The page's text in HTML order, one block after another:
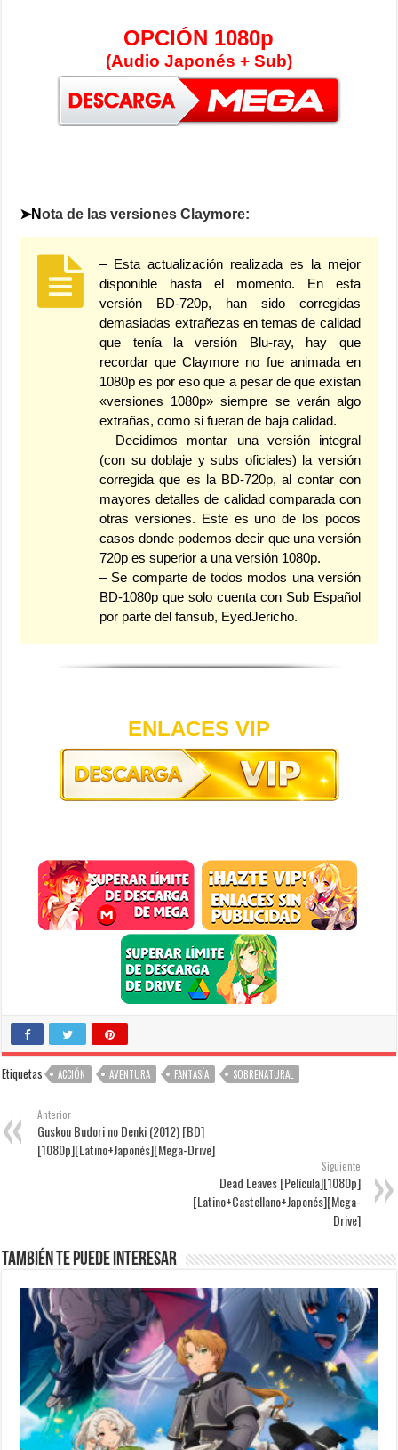
OPCIÓN 1080p
(Audio Japonés + Sub)
➤Nota de las versiones Claymore:
– Esta actualización realizada es la mejor
disponible hasta el momento. En esta
versión BD-720p, han sido corregidas
demasiadas extrañezas en temas de calidad
que tenía la versión Blu-ray, hay que
recordar que Claymore no fue animada en
1080p es por eso que a pesar de que existan
«versiones 1080p» siempre se verán algo
extrañas, como si fueran de baja calidad.
– Decidimos montar una versión integral
(con su doblaje y subs oficiales) la versión
corregida que es la BD-720p, al contar con
mayores detalles de calidad comparada con
otras versiones. Este es uno de los pocos
casos donde podemos decir que una versión
720p es superior a una versión 1080p.
– Se comparte de todos modos una versión
BD-1080p que solo cuenta con Sub Español
por parte del fansub, EyedJericho.
ENLACES VIP
Etiquetas ACCIÓN AVENTURA FANTASÍA SOBRENATURAL
Anterior
Guskou Budori no Denki (2012) [BD]
[1080p][Latino+Japonés][Mega-Drive]
Siguiente
Dead Leaves [Película][1080p]
[Latino+Castellano+Japonés][Mega-
Drive]
También te puede interesar